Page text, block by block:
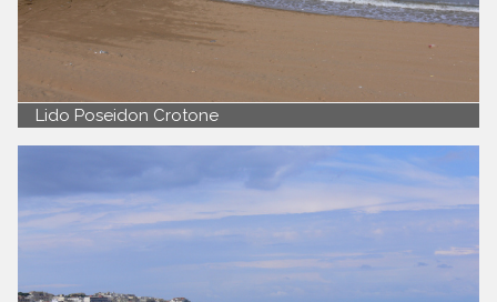
Lido Poseidon Crotone